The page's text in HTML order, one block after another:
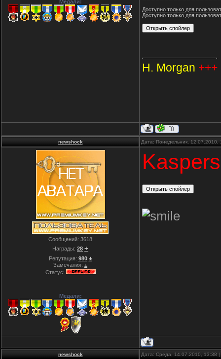
Медали:
Доступно только для
Доступно только для
H. Morgan +++
newshock Дата: Понедельник,
Сообщений: 3618
Награды: 28 +
Репутация: 980 ±
Замечания: ±
Статус:
Медали:
newshock Дата: Среда, 14.07.2010, 13:38